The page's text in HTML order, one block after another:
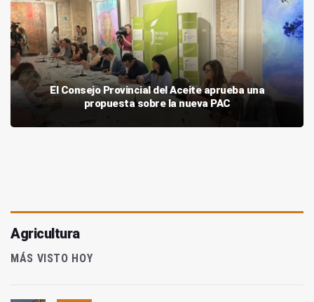
El Consejo Provincial del Aceite aprueba una
propuesta sobre la nueva PAC
Agricultura
MÁS VISTO HOY